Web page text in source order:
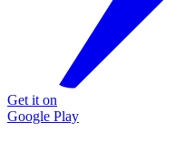
Get it on
Google Play